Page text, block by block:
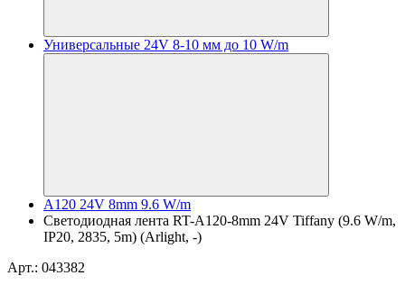
Универсальные 24V 8-10 мм до 10 W/m
A120 24V 8mm 9.6 W/m
Светодиодная лента RT-A120-8mm 24V Tiffany (9.6 W/m,
IP20, 2835, 5m) (Arlight, -)
Арт.: 043382